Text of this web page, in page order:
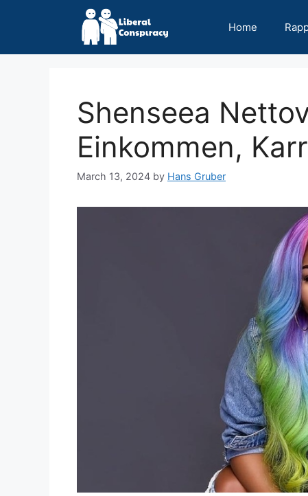
Home
Shenseea
Einkommen,
March 13, 2024 by Hans Gruber